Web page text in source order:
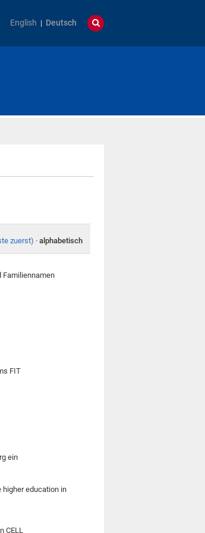
English Deutsch
zuerst) · alphabetisch
Familiennamen
FIT
ein
higher education in
CELL